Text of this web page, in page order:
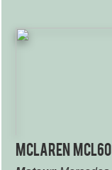
McLaren MCL60